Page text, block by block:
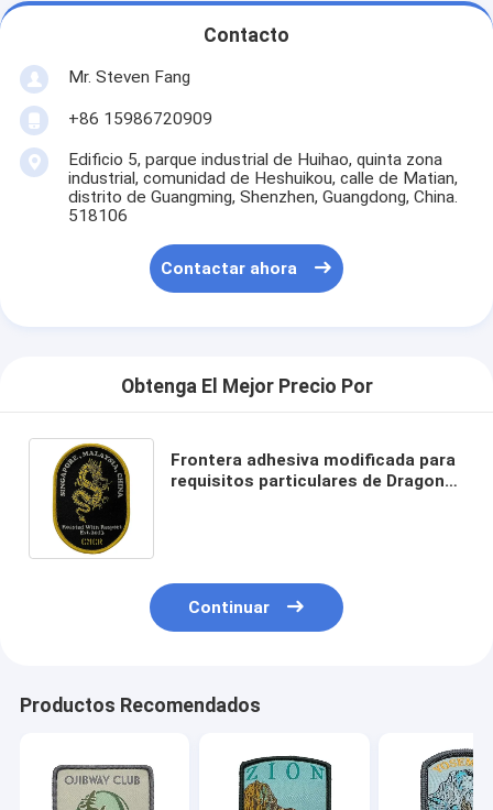
Contacto
Mr. Steven Fang
+86 15986720909
Edificio 5, parque industrial de Huihao, quinta zona
industrial, comunidad de Heshuikou, calle de Matian,
distrito de Guangming, Shenzhen, Guangdong, China.
518106
Contactar ahora
Obtenga El Mejor Precio Por
Frontera adhesiva modificada para
requisitos particulares de Dragon
Continuar
Productos Recomendados